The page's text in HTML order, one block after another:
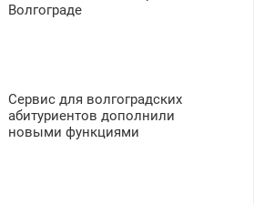
Волгограде
Сервис для волгоградских
абитуриентов дополнили
новыми функциями